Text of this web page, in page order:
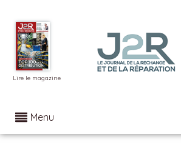
Lire le magazine
Menu